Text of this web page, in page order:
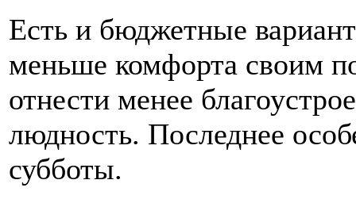
Есть и бюджетные
меньше комфорта своим
отнести менее
людность. Последнее
субботы.